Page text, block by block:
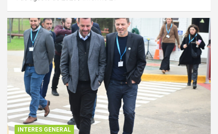
INTERES GENERAL